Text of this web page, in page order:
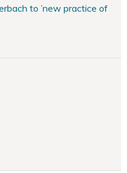
to ’new practice of